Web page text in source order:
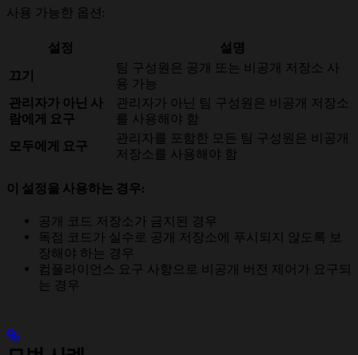
사용 가능한 옵션:
설정
설명
끄기
팀 구성원은 공개 또는 비공개 저장소 사
용 가능
관리자가 아닌 사
람에게 요구
관리자가 아닌 팀 구성원은 비공개 저장소
를 사용해야 함
모두에게 요구
관리자를 포함한 모든 팀 구성원은 비공개
저장소를 사용해야 함
이 설정을 사용하는 경우:
공개 코드 저장소가 금지된 경우
독점 코드가 실수로 공개 저장소에 푸시되지 않도록 보
장해야 하는 경우
컴플라이언스 요구 사항으로 비공개 버전 제어가 요구되
는 경우